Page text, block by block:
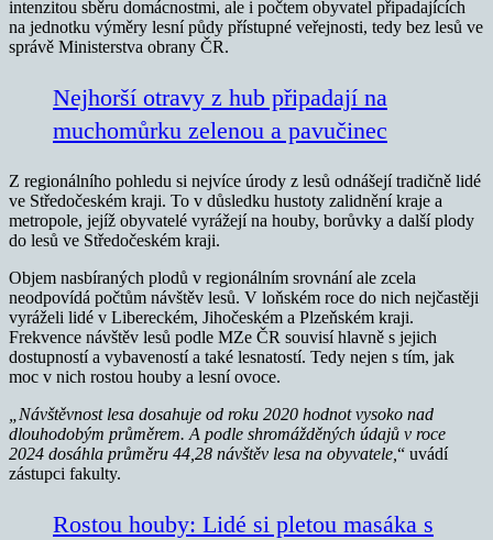
intenzitou sběru domácnostmi, ale i počtem obyvatel připadajících
na jednotku výměry lesní půdy přístupné veřejnosti, tedy bez lesů ve
správě Ministerstva obrany ČR.
Nejhorší otravy z hub připadají na
muchomůrku zelenou a pavučinec
Z regionálního pohledu si nejvíce úrody z lesů odnášejí tradičně lidé
ve Středočeském kraji. To v důsledku hustoty zalidnění kraje a
metropole, jejíž obyvatelé vyrážejí na houby, borůvky a další plody
do lesů ve Středočeském kraji.
Objem nasbíraných plodů v regionálním srovnání ale zcela
neodpovídá počtům návštěv lesů. V loňském roce do nich nejčastěji
vyráželi lidé v Libereckém, Jihočeském a Plzeňském kraji.
Frekvence návštěv lesů podle MZe ČR souvisí hlavně s jejich
dostupností a vybaveností a také lesnatostí. Tedy nejen s tím, jak
moc v nich rostou houby a lesní ovoce.
„Návštěvnost lesa dosahuje od roku 2020 hodnot vysoko nad
dlouhodobým průměrem. A podle shromážděných údajů v roce
2024 dosáhla průměru 44,28 návštěv lesa na obyvatele,“ uvádí
zástupci fakulty.
Rostou houby: Lidé si pletou masáka s